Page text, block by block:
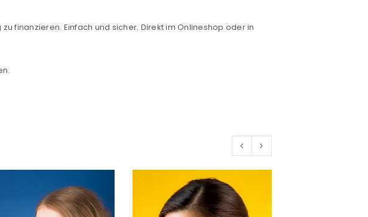
ABONNIEREN
select all the ways you would like to hear from us
finanzieren. Einfach und sicher. Direkt im Onlineshop oder in